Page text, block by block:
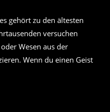
gehört zu den ältesten
versuchen
Wesen aus der
Wenn du einen Geist